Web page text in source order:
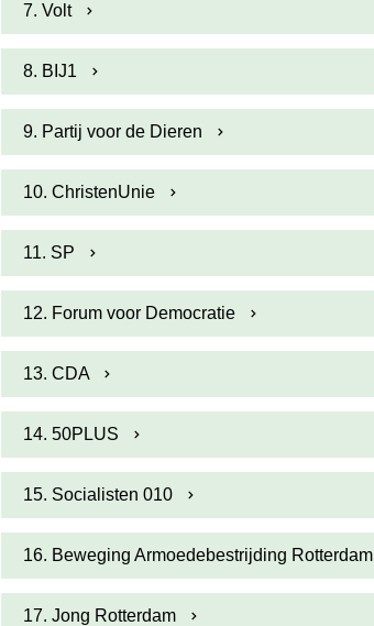
7. Volt
8. BIJ1
9. Partij voor de Dieren
10. ChristenUnie
11. SP
12. Forum voor Democratie
13. CDA
14. 50PLUS
15. Socialisten 010
16. Beweging Armoedebestrijding Rotterdam
17. Jong Rotterdam